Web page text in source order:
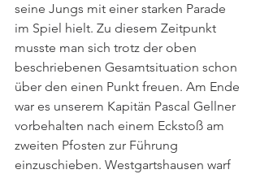
seine Jungs mit einer starken Parade
im Spiel hielt. Zu diesem Zeitpunkt
musste man sich trotz der oben
beschriebenen Gesamtsituation schon
über den einen Punkt freuen. Am Ende
war es unserem Kapitän Pascal Gellner
vorbehalten nach einem Eckstoß am
zweiten Pfosten zur Führung
einzuschieben. Westgartshausen warf